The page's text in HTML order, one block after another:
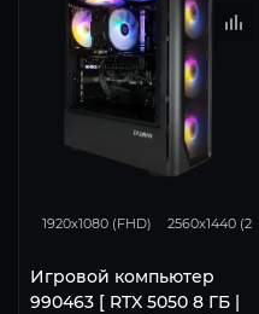
1920x1080 (FHD) 2560x1440 (2K)
Игровой компьютер
990463 [ RTX 5050 8 ГБ |